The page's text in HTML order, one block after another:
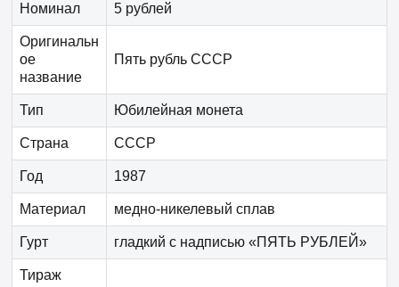
Номинал 5 рублей
Оригинальн
ое
название
Пять рубль СССР
Тип Юбилейная монета
Страна СССР
Год 1987
Материал медно-никелевый сплав
Гурт гладкий с надписью «ПЯТЬ РУБЛЕЙ»
Тираж